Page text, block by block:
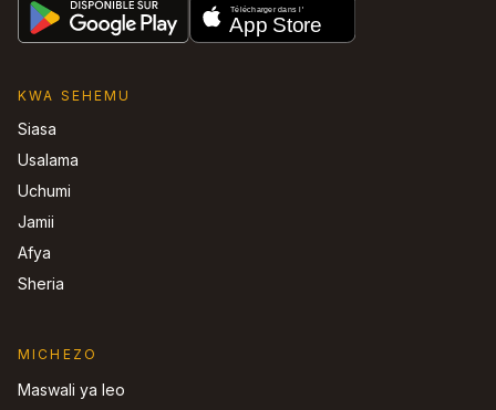
KWA SEHEMU
Siasa
Usalama
Uchumi
Jamii
Afya
Sheria
MICHEZO
Maswali ya leo